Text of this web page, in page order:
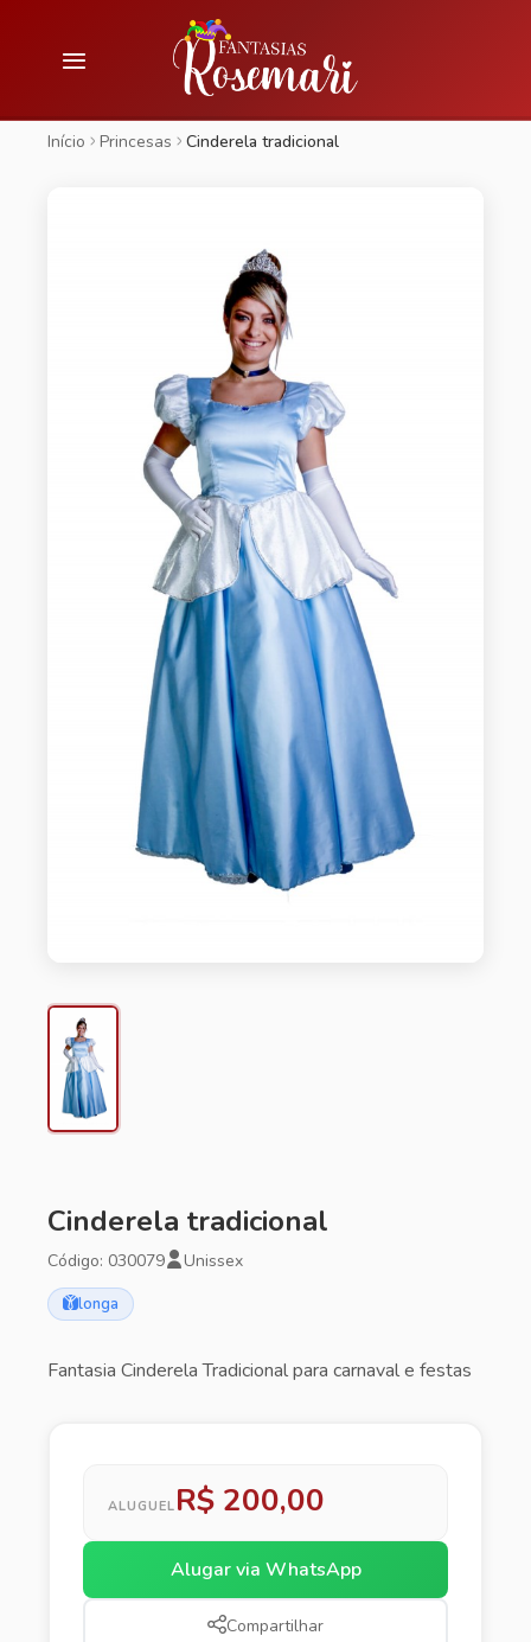
Início Princesas Cinderela tradicional
Cinderela tradicional
Código: 030079 Unissex
longa
Fantasia Cinderela Tradicional para carnaval e festas
ALUGUEL R$ 200,00
Alugar via WhatsApp
Compartilhar